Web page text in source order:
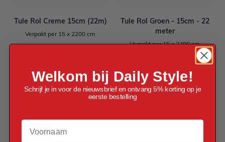
Tule Rol Creme 15cm (22m)
Verpakt per 15 x 2200 cm
Tule Rol Groen - 15cm - 22
meter
Verpakt per 15 x 2200 cm
Welkom bij Daily Style!
Schrijf je in voor de nieuwsbrief en ontvang 5% korting op je
eerste bestelling
Voornaam